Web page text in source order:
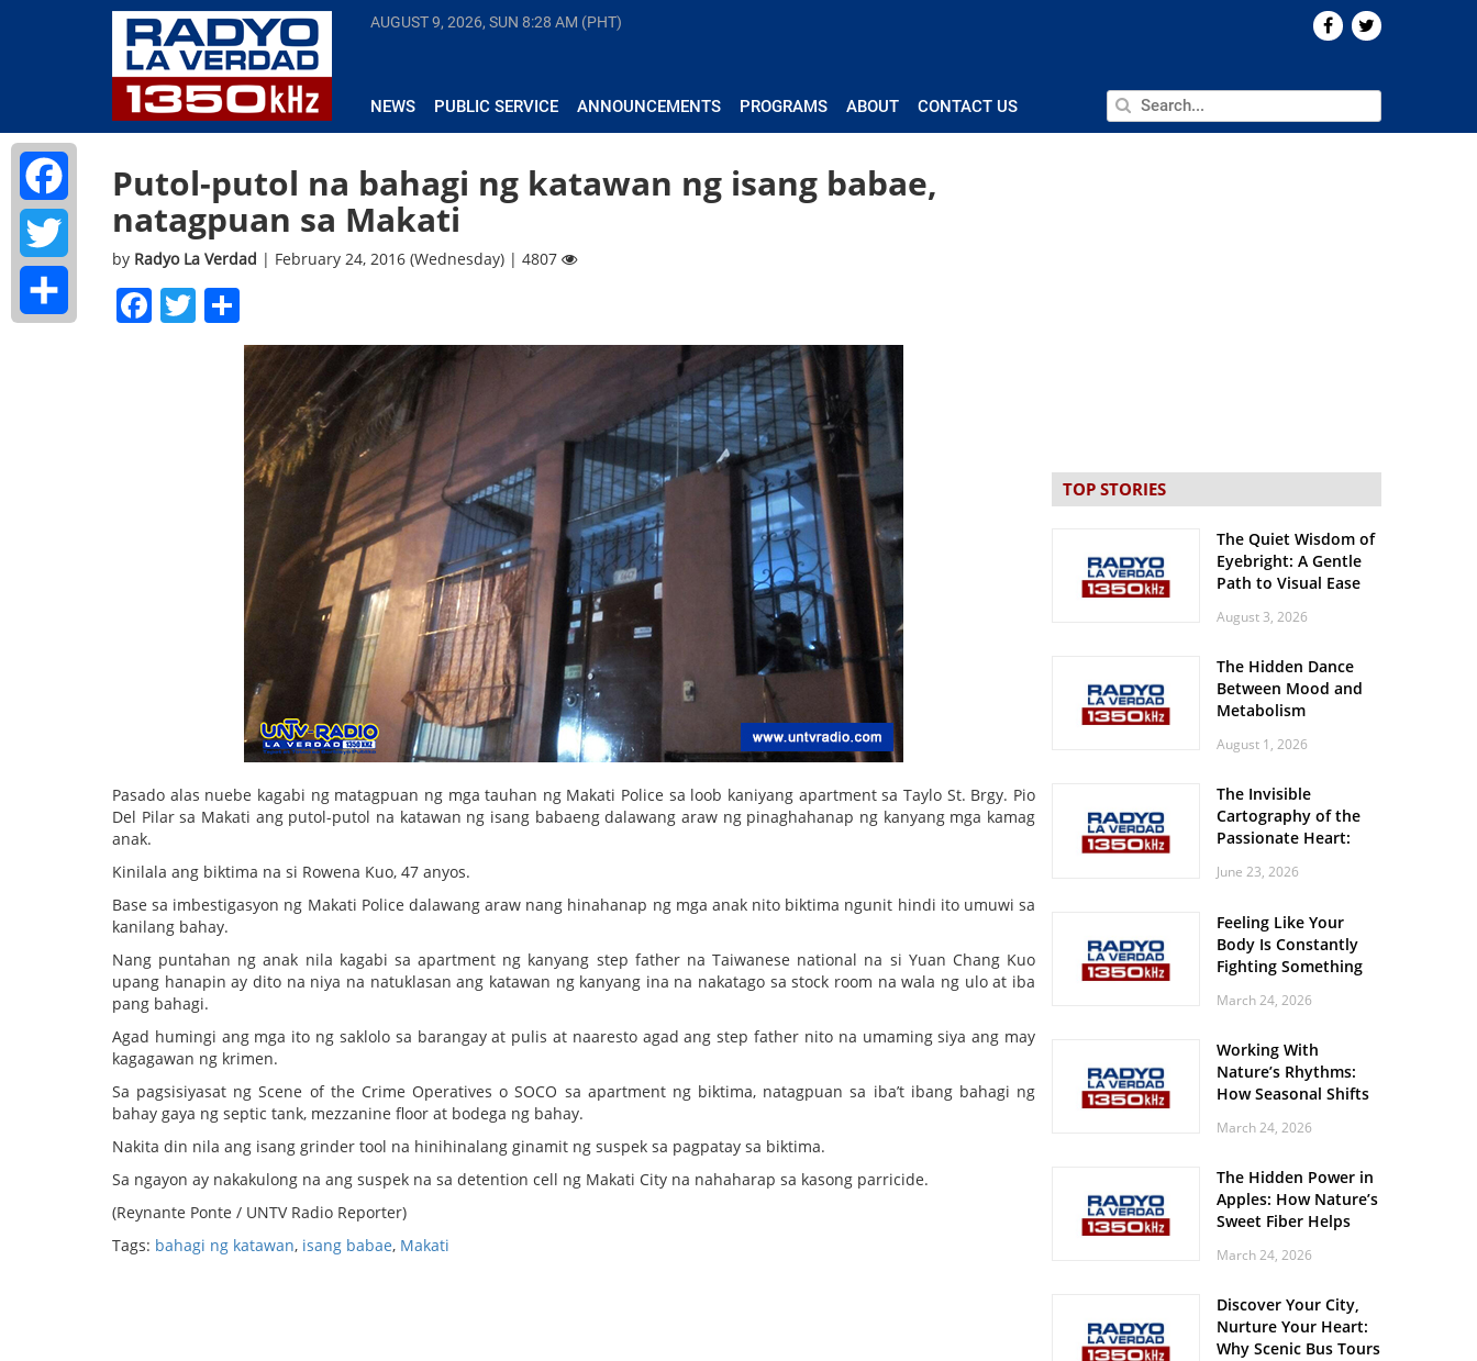
AUGUST 9, 2026, SUN 8:28 AM (PHT)
NEWS PUBLIC SERVICE ANNOUNCEMENTS PROGRAMS ABOUT CONTACT US
Putol-putol na bahagi ng katawan ng isang babae,
natagpuan sa Makati
by Radyo La Verdad | February 24, 2016 (Wednesday) | 4807
Facebook
Twitter
Pasado alas nuebe kagabi ng matagpuan ng mga tauhan ng Makati Police sa loob kaniyang apartment sa Taylo St. Brgy. Pio
Del Pilar sa Makati ang putol-putol na katawan ng isang babaeng dalawang araw ng pinaghahanap ng kanyang mga kamag
anak.
Kinilala ang biktima na si Rowena Kuo, 47 anyos.
Base sa imbestigasyon ng Makati Police dalawang araw nang hinahanap ng mga anak nito biktima ngunit hindi ito umuwi sa
kanilang bahay.
Nang puntahan ng anak nila kagabi sa apartment ng kanyang step father na Taiwanese national na si Yuan Chang Kuo
upang hanapin ay dito na niya na natuklasan ang katawan ng kanyang ina na nakatago sa stock room na wala ng ulo at iba
pang bahagi.
Agad humingi ang mga ito ng saklolo sa barangay at pulis at naaresto agad ang step father nito na umaming siya ang may
kagagawan ng krimen.
Sa pagsisiyasat ng Scene of the Crime Operatives o SOCO sa apartment ng biktima, natagpuan sa iba’t ibang bahagi ng
bahay gaya ng septic tank, mezzanine floor at bodega ng bahay.
Nakita din nila ang isang grinder tool na hinihinalang ginamit ng suspek sa pagpatay sa biktima.
Sa ngayon ay nakakulong na ang suspek na sa detention cell ng Makati City na nahaharap sa kasong parricide.
(Reynante Ponte / UNTV Radio Reporter)
Tags: bahagi ng katawan, isang babae, Makati
TOP STORIES
The Quiet Wisdom of
Eyebright: A Gentle
Path to Visual Ease
August 3, 2026
The Hidden Dance
Between Mood and
Metabolism
August 1, 2026
The Invisible
Cartography of the
Passionate Heart:
Spatial Solitude in
Roaring Stadiums
June 23, 2026
Feeling Like Your
Body Is Constantly
Fighting Something
Body Might Be
March 24, 2026
Working With
Nature’s Rhythms:
How Seasonal Shifts
and Vitality
March 24, 2026
The Hidden Power in
Apples: How Nature’s
Sweet Fiber Helps
Steady and Smooth
March 24, 2026
Discover Your City,
Nurture Your Heart:
Why Scenic Bus Tours
Facebook
Twitter